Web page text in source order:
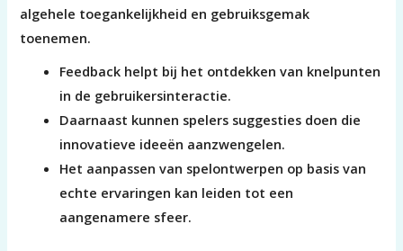
algehele toegankelijkheid en gebruiksgemak
toenemen.
Feedback helpt bij het ontdekken van knelpunten
in de gebruikersinteractie.
Daarnaast kunnen spelers suggesties doen die
innovatieve ideeën aanzwengelen.
Het aanpassen van spelontwerpen op basis van
echte ervaringen kan leiden tot een
aangenamere sfeer.